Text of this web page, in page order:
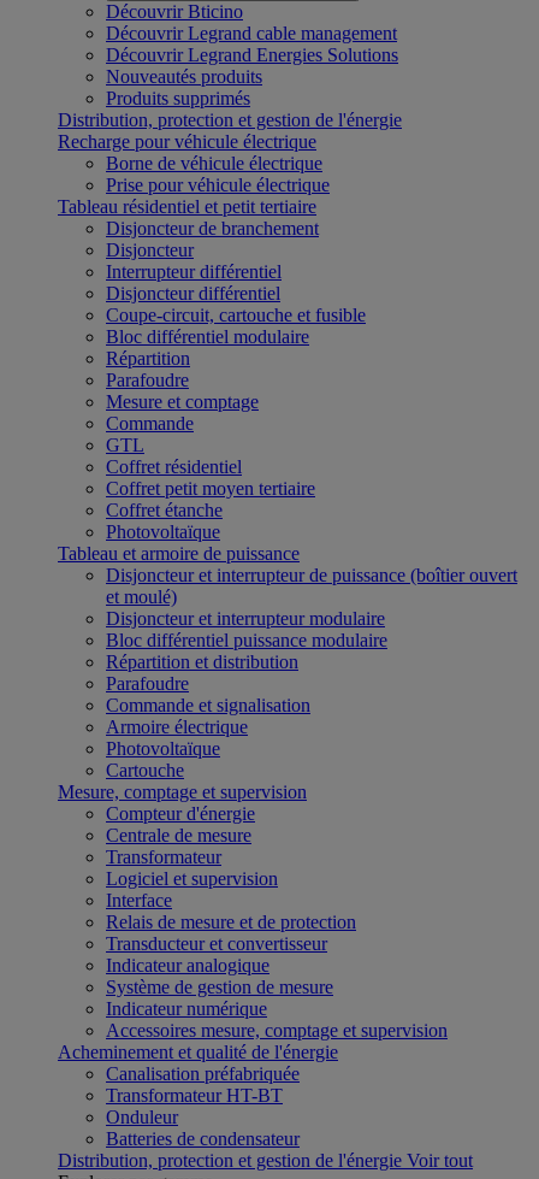
Découvrir Bticino
Découvrir Legrand cable management
Découvrir Legrand Energies Solutions
Nouveautés produits
Produits supprimés
Distribution, protection et gestion de l'énergie
Recharge pour véhicule électrique
Borne de véhicule électrique
Prise pour véhicule électrique
Tableau résidentiel et petit tertiaire
Disjoncteur de branchement
Disjoncteur
Interrupteur différentiel
Disjoncteur différentiel
Coupe-circuit, cartouche et fusible
Bloc différentiel modulaire
Répartition
Parafoudre
Mesure et comptage
Commande
GTL
Coffret résidentiel
Coffret petit moyen tertiaire
Coffret étanche
Photovoltaïque
Tableau et armoire de puissance
Disjoncteur et interrupteur de puissance (boîtier ouvert
et moulé)
Disjoncteur et interrupteur modulaire
Bloc différentiel puissance modulaire
Répartition et distribution
Parafoudre
Commande et signalisation
Armoire électrique
Photovoltaïque
Cartouche
Mesure, comptage et supervision
Compteur d'énergie
Centrale de mesure
Transformateur
Logiciel et supervision
Interface
Relais de mesure et de protection
Transducteur et convertisseur
Indicateur analogique
Système de gestion de mesure
Indicateur numérique
Accessoires mesure, comptage et supervision
Acheminement et qualité de l'énergie
Canalisation préfabriquée
Transformateur HT-BT
Onduleur
Batteries de condensateur
Distribution, protection et gestion de l'énergie Voir tout